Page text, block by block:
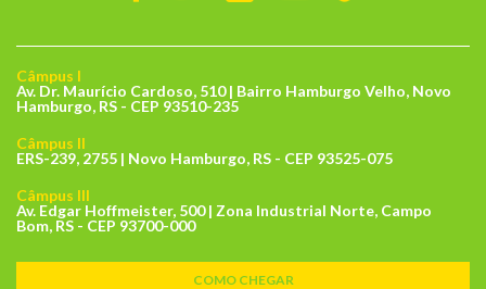
Câmpus I
Av. Dr. Maurício Cardoso, 510 | Bairro Hamburgo Velho, Novo
Hamburgo, RS - CEP 93510-235
Câmpus II
ERS-239, 2755 | Novo Hamburgo, RS - CEP 93525-075
Câmpus III
Av. Edgar Hoffmeister, 500 | Zona Industrial Norte, Campo
Bom, RS - CEP 93700-000
COMO CHEGAR